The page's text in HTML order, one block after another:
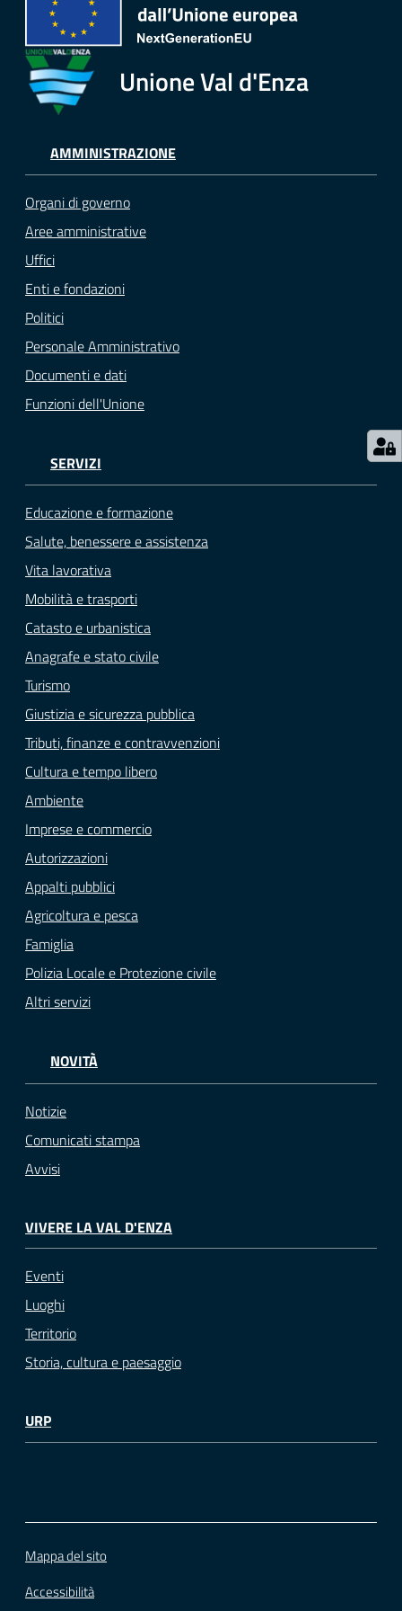
gli
argomenti...
Seguici
su
Unione Val d'Enza
AMMINISTRAZIONE
Organi di governo
Aree amministrative
Uffici
Enti e fondazioni
Politici
Personale Amministrativo
Documenti e dati
Funzioni dell'Unione
SERVIZI
Educazione e formazione
Salute, benessere e assistenza
Vita lavorativa
Mobilità e trasporti
Catasto e urbanistica
Anagrafe e stato civile
Turismo
Giustizia e sicurezza pubblica
Tributi, finanze e contravvenzioni
Cultura e tempo libero
Ambiente
Imprese e commercio
Autorizzazioni
Appalti pubblici
Agricoltura e pesca
Famiglia
Polizia Locale e Protezione civile
Altri servizi
NOVITÀ
Notizie
Comunicati stampa
Avvisi
VIVERE LA VAL D'ENZA
Eventi
Luoghi
Territorio
Storia, cultura e paesaggio
URP
Mappa del sito
Accessibilità